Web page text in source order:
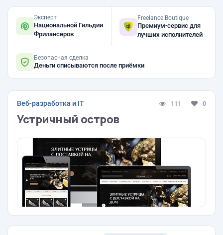
Эксперт
Национальной Гильдии
Фрилансеров
Freelance.Boutique
Премиум-сервис для
лучших исполнителей
Безопасная сделка
Деньги списываются после приёмки
Веб-разработка и IT 111 0
Устричный остров